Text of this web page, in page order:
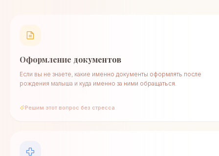
Оформление документов
Если вы не знаете, какие именно документы оформлять после
рождения малыша и куда именно за ними обращаться.
Решим этот вопрос без стресса